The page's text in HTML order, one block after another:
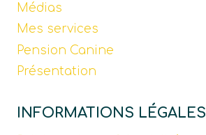
Médias
Mes services
Pension Canine
Présentation
INFORMATIONS LÉGALES